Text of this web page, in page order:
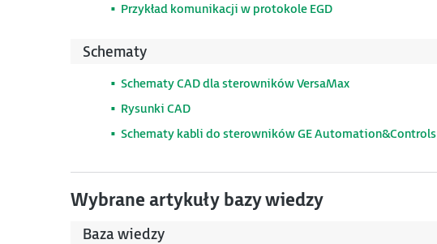
Przykład komunikacji w protokole EGD
Schematy
Schematy CAD dla sterowników VersaMax
Rysunki CAD
Schematy kabli do sterowników GE Automation&Controls
Wybrane artykuły bazy wiedzy
Baza wiedzy